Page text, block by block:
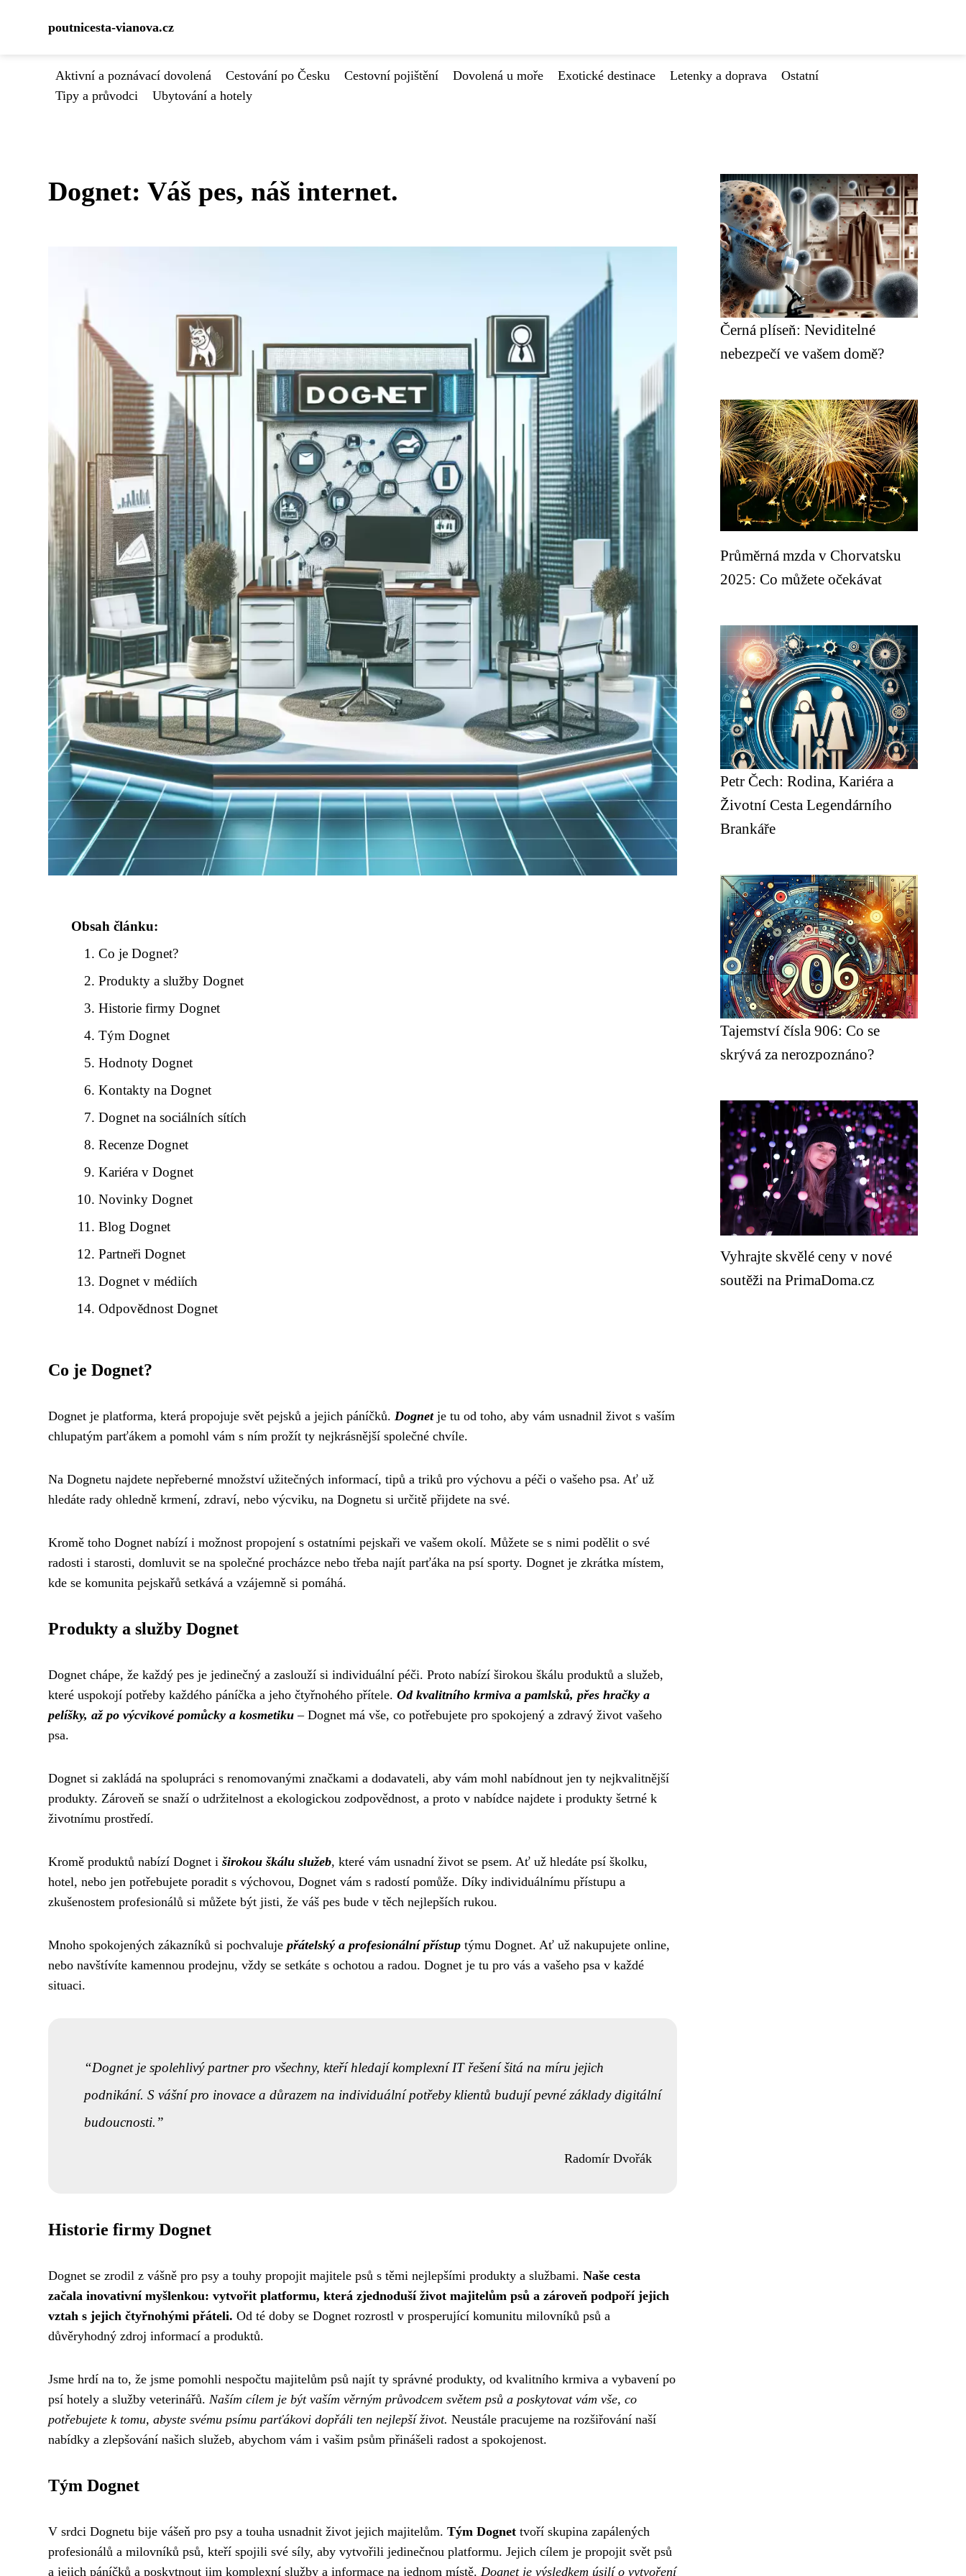
poutnicesta-vianova.cz
Aktivní a poznávací dovolená Cestování po Česku Cestovní pojištění Dovolená u moře Exotické destinace Letenky a doprava
Ostatní
Tipy a průvodci
Ubytování a hotely
Dognet: Váš pes, náš internet.
Obsah článku:
Co je Dognet?
Produkty a služby Dognet
Historie firmy Dognet
Tým Dognet
Hodnoty Dognet
Kontakty na Dognet
Dognet na sociálních sítích
Recenze Dognet
Kariéra v Dognet
Novinky Dognet
Blog Dognet
Partneři Dognet
Dognet v médiích
Odpovědnost Dognet
Co je Dognet?
Dognet je platforma, která propojuje svět pejsků a jejich páníčků. Dognetje tu od toho, aby vám usnadnil život s vaším
chlupatým parťákem a pomohl vám s ním prožít ty nejkrásnější společné chvíle.
Na Dognetu najdete nepřeberné množství užitečných informací, tipů a triků pro výchovu a péči o vašeho psa. Ať už
hledáte rady ohledně krmení, zdraví, nebo výcviku, na Dognetu si určitě přijdete na své.
Kromě toho Dognet nabízí i možnost propojení s ostatními pejskaři ve vašem okolí. Můžete se s nimi podělit o své
radosti i starosti, domluvit se na společné procházce nebo třeba najít parťáka na psí sporty. Dognet je zkrátka místem,
kde se komunita pejskařů setkává a vzájemně si pomáhá.
Produkty a služby Dognet
Dognet chápe, že každý pes je jedinečný a zaslouží si individuální péči. Proto nabízí širokou škálu produktů a služeb,
které uspokojí potřeby každého páníčka a jeho čtyřnohého přítele. Od kvalitního krmiva a pamlsků, přes hračky a
pelíšky, až po výcvikové pomůcky a kosmetiku – Dognet má vše, co potřebujete pro spokojený a zdravý život vašeho
psa.
Dognet si zakládá na spolupráci s renomovanými značkami a dodavateli, aby vám mohl nabídnout jen ty nejkvalitnější
produkty. Zároveň se snaží o udržitelnost a ekologickou zodpovědnost, a proto v nabídce najdete i produkty šetrné k
životnímu prostředí.
Kromě produktů nabízí Dognet i širokou škálu služeb, které vám usnadní život se psem. Ať už hledáte psí školku,
hotel, nebo jen potřebujete poradit s výchovou, Dognet vám s radostí pomůže. Díky individuálnímu přístupu a
zkušenostem profesionálů si můžete být jisti, že váš pes bude v těch nejlepších rukou.
Mnoho spokojených zákazníků si pochvaluje přátelský a profesionální přístup týmu Dognet. Ať už nakupujete online,
nebo navštívíte kamennou prodejnu, vždy se setkáte s ochotou a radou. Dognet je tu pro vás a vašeho psa v každé
situaci.
Dognet je spolehlivý partner pro všechny, kteří hledají komplexní IT řešení šitá na míru jejich
podnikání. S vášní pro inovace a důrazem na individuální potřeby klientů budují pevné základy digitální
budoucnosti.
Radomír Dvořák
Historie firmy Dognet
Dognet se zrodil z vášně pro psy a touhy propojit majitele psů s těmi nejlepšími produkty a službami. Naše cesta
začala inovativní myšlenkou: vytvořit platformu, která zjednoduší život majitelům psů a zároveň podpoří jejich
vztah s jejich čtyřnohými přáteli. Od té doby se Dognet rozrostl v prosperující komunitu milovníků psů a
důvěryhodný zdroj informací a produktů.
Jsme hrdí na to, že jsme pomohli nespočtu majitelům psů najít ty správné produkty, od kvalitního krmiva a vybavení po
psí hotely a služby veterinářů. Naším cílem je být vaším věrným průvodcem světem psů a poskytovat vám vše, co
potřebujete k tomu, abyste svému psímu parťákovi dopřáli ten nejlepší život. Neustále pracujeme na rozšiřování naší
nabídky a zlepšování našich služeb, abychom vám i vašim psům přinášeli radost a spokojenost.
Tým Dognet
V srdci Dognetu bije vášeň pro psy a touha usnadnit život jejich majitelům. Tým Dognet tvoří skupina zapálených
profesionálů a milovníků psů, kteří spojili své síly, aby vytvořili jedinečnou platformu. Jejich cílem je propojit svět psů
a jejich páníčků a poskytnout jim komplexní služby a informace na jednom místě. Dognet je výsledkem úsilí o vytvoření
Černá plíseň: Neviditelné
nebezpečí ve vašem domě?
Průměrná mzda v Chorvatsku
2025: Co můžete očekávat
Petr Čech: Rodina, Kariéra a
Životní Cesta Legendárního
Brankáře
Tajemství čísla 906: Co se
skrývá za nerozpoznáno?
Vyhrajte skvělé ceny v nové
soutěži na PrimaDoma.cz